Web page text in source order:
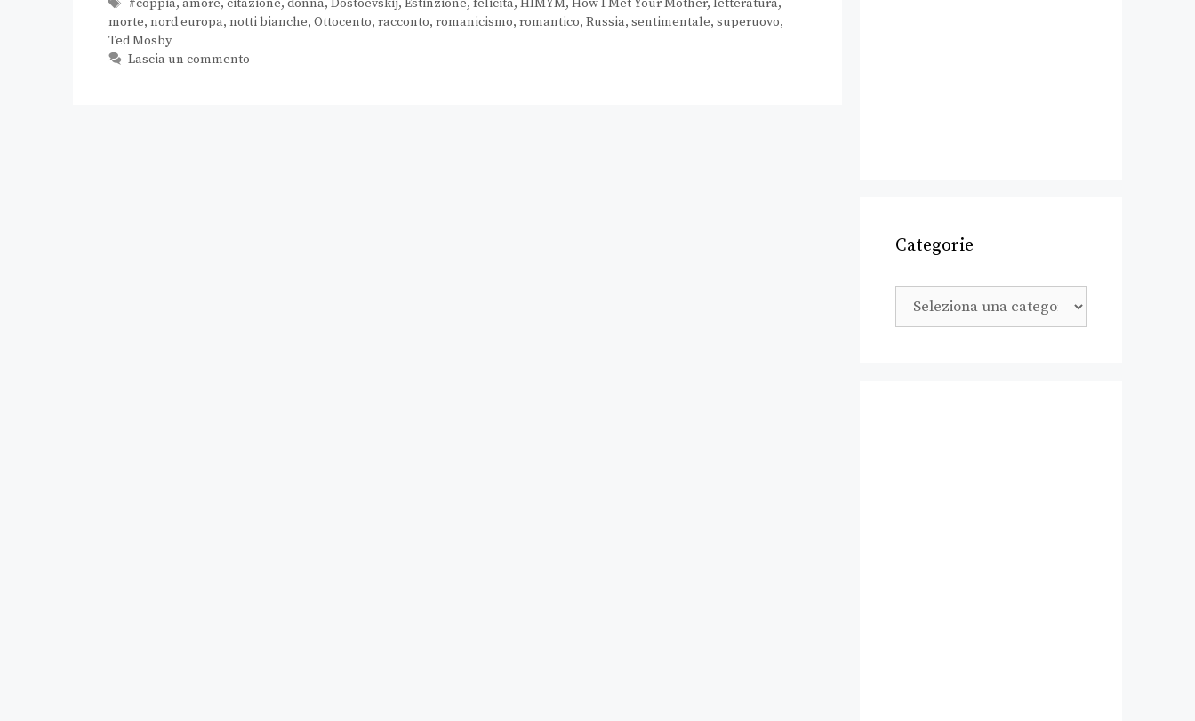
#coppia, amore, citazione, donna, Dostoevskij, Estinzione, felicità, HIMYM, How I Met Your Mother, letteratura,
morte, nord europa, notti bianche, Ottocento, racconto, romanicismo, romantico, Russia, sentimentale, superuovo,
Ted Mosby
Lascia un commento
Categorie